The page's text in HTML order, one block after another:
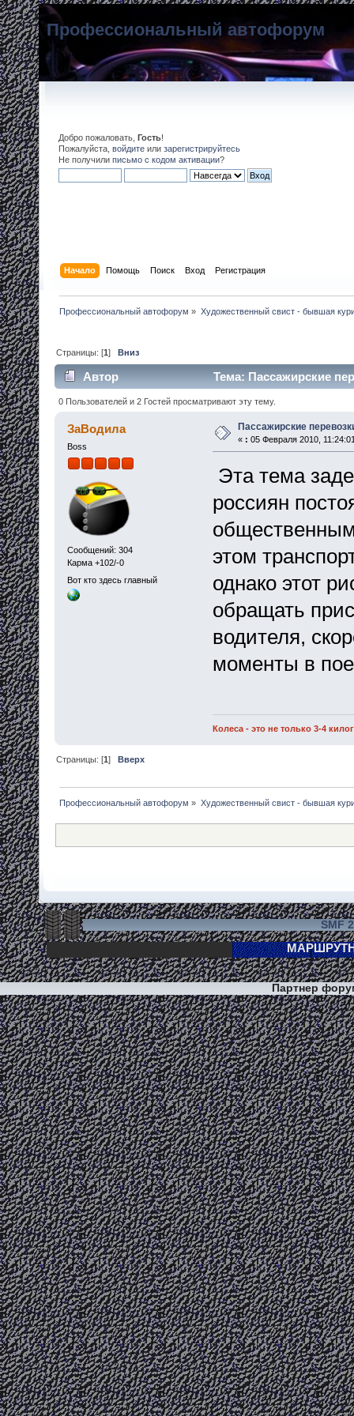
Профессиональный автофорум
Добро пожаловать, Гость!
Пожалуйста, войдите или зарегистрируйтесь
Не получили письмо с кодом активации?
Начало Помощь Поиск Вход Регистрация
Профессиональный автофорум » Художественный свист - бывшая
Страницы: [1]Вниз
Автор Тема: Пассажирские
0 Пользователей и 2 Гостей просматривают эту тему.
ЗаВодила
Boss
Сообщений: 304
Карма +102/-0
Вот кто здесь главный
Пассажирские
« : 05 Февраля 2010,
Эта тема
россиян
этом
однако этот
обращать
водителя,
моменты в
Колеса - это не только 3-4
Страницы: [1] Вверх
Профессиональный автофорум » Художественный свист - бывшая
SMF
Партнер